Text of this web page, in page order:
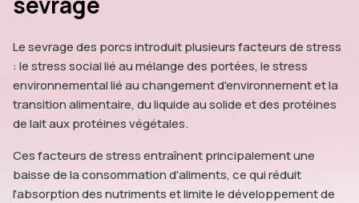
Le sevrage des porcs introduit plusieurs facteurs de stress
: le stress social lié au mélange des portées, le stress
environnemental lié au changement d'environnement et la
transition alimentaire, du liquide au solide et des protéines
de lait aux protéines végétales.
Ces facteurs de stress entraînent principalement une
baisse de la consommation d'aliments, ce qui réduit
l'absorption des nutriments et limite le développement de